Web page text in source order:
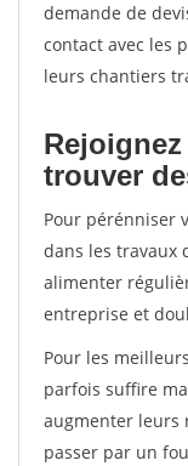
demande de
contact avec les
leurs chantiers
trouver
Pour pérénniser
dans les travaux
alimenter
entreprise et
Pour les
parfois suffire
augmenter leurs
passer par un